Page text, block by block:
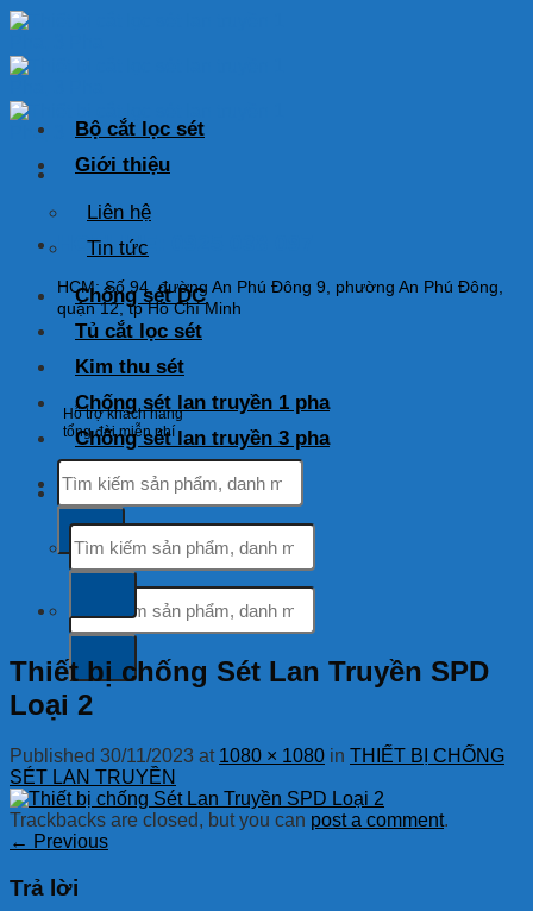
Skip
content
HOTLINE: 0925 038 097
HCM: Số 94, đường An Phú Đông 9, phường An Phú Đông,
quận 12, tp Hồ Chí Minh
Hỗ trợ khách hàng
tổng đài miễn phí
Tìm
kiếm:
kiếm:
Bộ cắt lọc sét
Giới thiệu
Liên hệ
Tin tức
Chống sét DC
Tủ cắt lọc sét
Kim thu sét
Chống sét lan truyền 1 pha
Chống sét lan truyền 3 pha
Tìm
kiếm:
Thiết bị chống Sét Lan Truyền SPD
Loại 2
Published 30/11/2023 at 1080 × 1080 in THIẾT BỊ CHỐNG
SÉT LAN TRUYỀN
Trackbacks are closed, but you can post a comment.
← Previous
Trả lời